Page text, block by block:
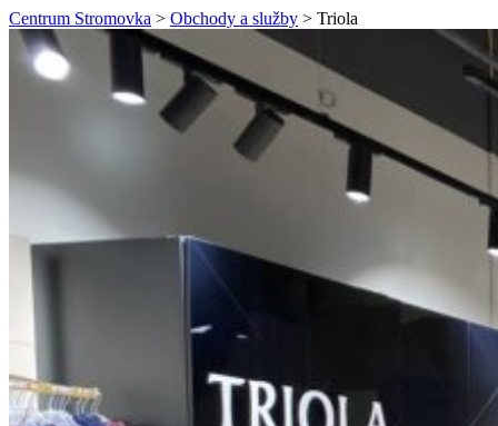
Centrum Stromovka > Obchody a služby > Triola